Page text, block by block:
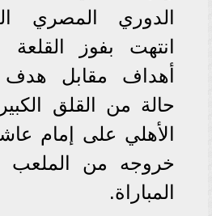
الدوري المصري
انتهت بفوز القلعة
أهداف مقابل
حالة من القلق
الأهلي على إمام
خروجه من الملعب
المباراة.